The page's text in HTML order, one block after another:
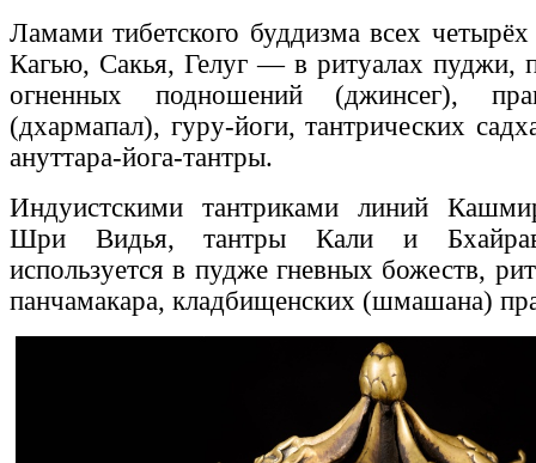
Ламами тибетского буддизма всех
Кагью, Сакья, Гелуг — в ритуалах пуджи,
огненных подношений (джинсег),
(дхармапал), гуру-йоги, тантрических
ануттара-йога-тантры.
Индуистскими тантриками линий
Шри Видья, тантры Кали и
используется в пудже гневных божеств,
панчамакара, кладбищенских (шмашана)